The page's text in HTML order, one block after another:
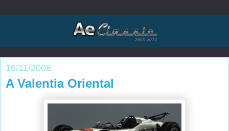
16/11/2008
A Valentia Oriental